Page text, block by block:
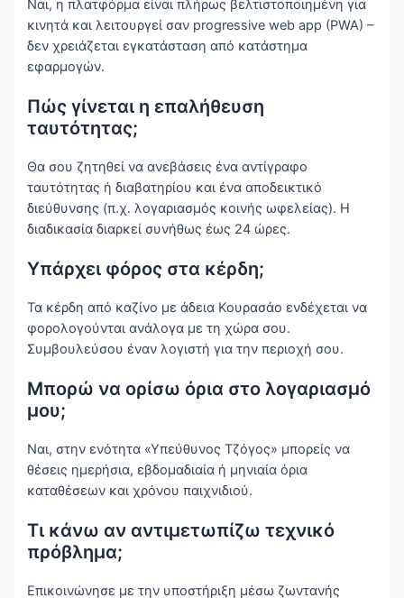
Ναι, η πλατφόρμα είναι πλήρως βελτιστοποιημένη για
κινητά και λειτουργεί σαν progressive web app (PWA) –
δεν χρειάζεται εγκατάσταση από κατάστημα
εφαρμογών.
Πώς γίνεται η επαλήθευση
ταυτότητας;
Θα σου ζητηθεί να ανεβάσεις ένα αντίγραφο
ταυτότητας ή διαβατηρίου και ένα αποδεικτικό
διεύθυνσης (π.χ. λογαριασμός κοινής ωφελείας). Η
διαδικασία διαρκεί συνήθως έως 24 ώρες.
Υπάρχει φόρος στα κέρδη;
Τα κέρδη από καζίνο με άδεια Κουρασάο ενδέχεται να
φορολογούνται ανάλογα με τη χώρα σου.
Συμβουλεύσου έναν λογιστή για την περιοχή σου.
Μπορώ να ορίσω όρια στο λογαριασμό
μου;
Ναι, στην ενότητα «Υπεύθυνος Τζόγος» μπορείς να
θέσεις ημερήσια, εβδομαδιαία ή μηνιαία όρια
καταθέσεων και χρόνου παιχνιδιού.
Τι κάνω αν αντιμετωπίζω τεχνικό
πρόβλημα;
Επικοινώνησε με την υποστήριξη μέσω ζωντανής